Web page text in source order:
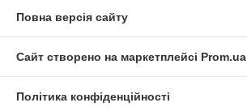
Повна версія сайту
Сайт створено на маркетплейсі Prom.ua
Політика конфіденційності